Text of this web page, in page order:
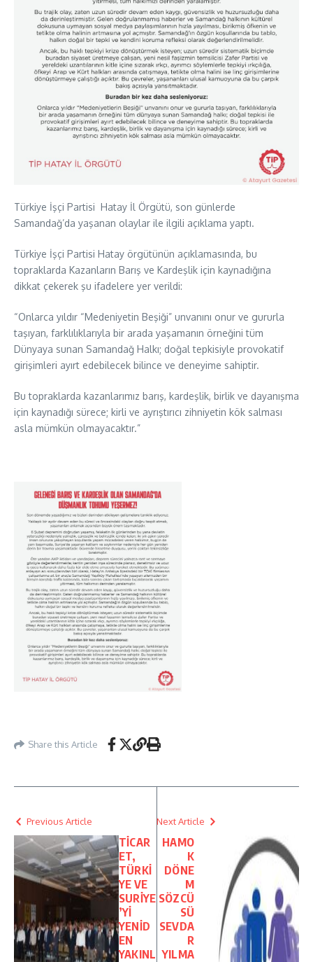
Türkiye İşçi Partisi Hatay İl Örgütü, son günlerde
Samandağ’da yaşanan olaylar ile ilgili açıklama yaptı.
Türkiye İşçi Partisi Hatay örgütünün açıklamasında, bu
topraklarda Kazanların Barış ve Kardeşlik için kaynadığına
dikkat çekerek şu ifadelere yer verildi:
“Onlarca yıldır “Medeniyetin Beşiği” unvanını onur ve gururla
taşıyan, farklılıklarıyla bir arada yaşamanın örneğini tüm
Dünyaya sunan Samandağ Halkı; doğal tepkisiyle provokatif
girişimleri ayırt edebilecek bilince ve deneyime sahiptir.
Bu topraklarda kazanlarımız barış, kardeşlik, birlik ve dayanışma
için kaynadığı sürece; kirli ve ayrıştırıcı zihniyetin kök salması
asla mümkün olmayacaktır.”
Share this Article
Previous Article
TİCAR
ET,
TÜRKİ
YE VE
SURİYE
’Yİ
YENİD
EN
YAKINL
Next Article
HAMO
K
DÖNE
M
SÖZCÜ
SÜ
SEVDA
R
YILMA